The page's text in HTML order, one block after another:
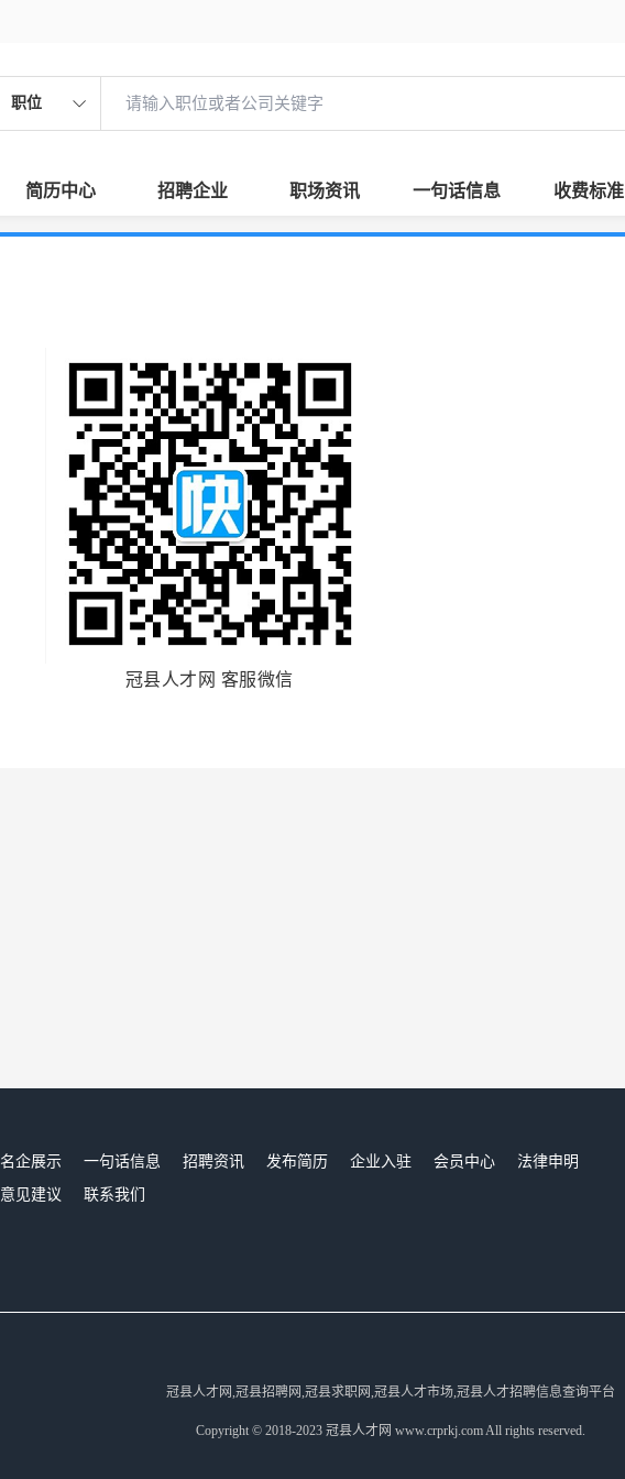
职位
简历中心 招聘企业 职场资讯 一句话信息 收费标准
冠县人才网 客服微信
名企展示 一句话信息 招聘资讯 发布简历 企业入驻 会员中心
法律申明
意见建议 联系我们
冠县人才网,冠县招聘网,冠县求职网,冠县人才市场,冠县人才招聘信息查询平台
Copyright © 2018-2023 冠县人才网 www.crprkj.com All rights reserved.